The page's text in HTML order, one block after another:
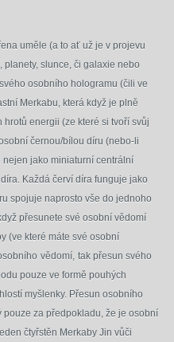
uměle (a to ať už je v projevu
planety, slunce, či galaxie nebo
osobního hologramu (čili ve
Merkabu, která když je plně
energii (ze které si tvoří svůj
černou/bílou díru (nebo-li
jako miniaturní centrální
Každá červí díra funguje jako
spojuje naprosto vše do jednoho
přesunete své osobní vědomí
(ve které máte své osobní
vědomí, tak přesun svého
pouze ve formě pouhých
myšlenky. Přesun osobního
za předpokladu, že je osobní
čtyřstěn Merkaby Jin vůči